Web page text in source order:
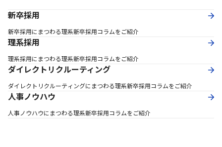
新卒採用
新卒採用にまつわる理系新卒採用コラムをご紹介
理系採用
理系採用にまつわる理系新卒採用コラムをご紹介
ダイレクトリクルーティング
ダイレクトリクルーティングにまつわる理系新卒採用コラムをご紹介
人事ノウハウ
人事ノウハウにまつわる理系新卒採用コラムをご紹介